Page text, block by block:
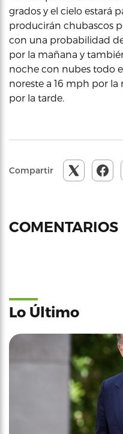
grados y el cielo estará
producirán chubascos
con una probabilidad
por la mañana y
noche con nubes todo
noreste a 16 mph por la
por la tarde.
Compartir
COMENTARIOS
Lo Último